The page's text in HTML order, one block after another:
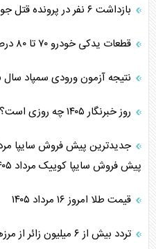
بازداشت ۶ نفر در پرونده قتل جوانی در ستارخان
قطعات یدکی خودرو ۷۰ تا ۸۰ درصد گران شد
نتیجه آزمون ورودی سمپاد سال ۱۴۰۵ اعلام شد
روز خبرنگار ۱۴۰۵ چه روزی است؟ + پیام تبریک روز خبرنگار ۱۴۰۵
پیش فروش سایپا کوییک مرداد ۱۴۰۵ اعلام شد
قیمت طلا امروز ۱۶ مرداد ۱۴۰۵
تردد بیش از ۶ میلیون زائر از مرزهای اربعینی کشور